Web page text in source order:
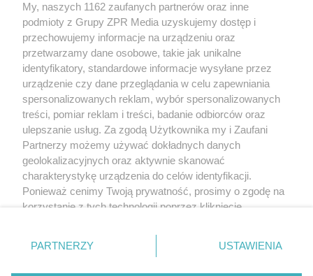
Żaden utwór zamieszczony w serwisie nie może być powielany i
rozpowszechniany lub dalej rozpowszechniany w jakikolwiek sposób (w
tym także elektroniczny lub mechaniczny) na jakimkolwiek polu
eksploatacji w jakiejkolwiek formie, włącznie z umieszczaniem w Internecie
bez pisemnej zgody właściciela praw. Jakiekolwiek użycie lub
wykorzystanie utworów w całości lub w części z naruszeniem prawa, tzn.
bez właściwej zgody, jest zabronione pod groźbą kary i może być ścigane
prawnie.
O nas
My, naszych 1162 zaufanych partnerów oraz inne
podmioty z Grupy ZPR Media uzyskujemy dostęp i
przechowujemy informacje na urządzeniu oraz
przetwarzamy dane osobowe, takie jak unikalne
identyfikatory, standardowe informacje wysyłane przez
urządzenie czy dane przeglądania w celu zapewniania
spersonalizowanych reklam, wybór spersonalizowanych
treści, pomiar reklam i treści, badanie odbiorców oraz
ulepszanie usług. Za zgodą Użytkownika my i Zaufani
Partnerzy możemy używać dokładnych danych
geolokalizacyjnych oraz aktywnie skanować
charakterystykę urządzenia do celów identyfikacji.
Ponieważ cenimy Twoją prywatność, prosimy o zgodę na
korzystanie z tych technologii poprzez kliknięcie
zmienić/wycofać klikając przycisk ustawień prywatności
znajdujący się w lewym dolnym rogu strony
rodzaje przetwarzania danych nie wymagają zgody
PARTNERZY USTAWIENIA